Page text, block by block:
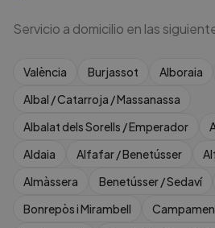
Servicio a domicilio en las
València Burjassot Alboraia
Albal / Catarroja / Massanassa
Albalat dels Sorells / Emperador
Aldaia
Alfafar / Benetússer
Almàssera
Benetússer / Sedaví
Bonrepòs i Mirambell